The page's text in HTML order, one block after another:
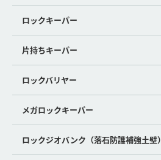
ロックキーパー
片持ちキーパー
ロックバリヤー
メガロックキーパー
ロックジオバンク（落石防護補強土壁）